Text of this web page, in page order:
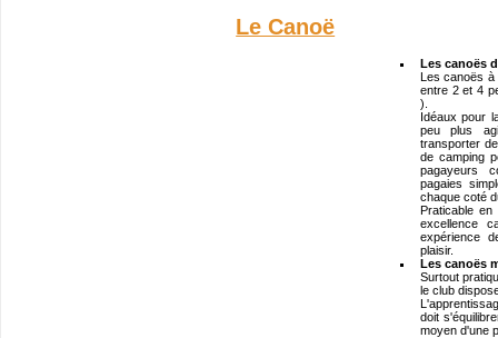
Le Canoë
Les canoës
Les canoës à
entre 2 et 4
).
Idéaux pour
peu plus
transporter
de camping
pagayeurs
pagaies
chaque coté
Praticable en
excellence
expérience
plaisir.
Les canoës
Surtout
le club
doit
moyen d'une